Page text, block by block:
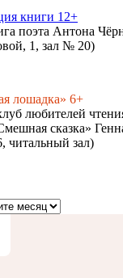
книги 12+
поэта Антона
1, зал № 20)
лошадка» 6+
любителей
сказка»
читальный зал)